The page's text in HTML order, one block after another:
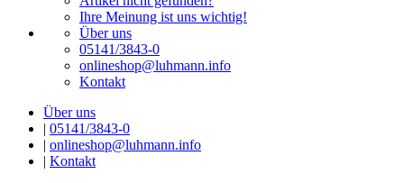
Ihre Meinung ist uns wichtig!
Über uns
05141/3843-0
onlineshop@luhmann.info
Kontakt
Über uns
| 05141/3843-0
| onlineshop@luhmann.info
| Kontakt